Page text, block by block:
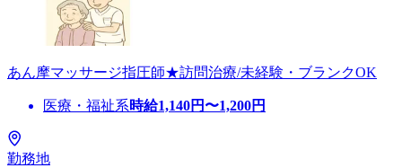
あん摩マッサージ指圧師★訪問治療/未経験・ブランクOK
医療・福祉系時給1,140円〜1,200円
勤務地